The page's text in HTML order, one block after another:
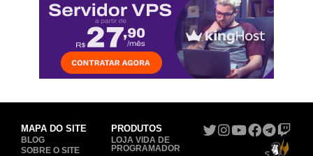
MAPA DO SITE
BLOG
SOBRE O SITE
PRODUTOS
LOJA VIDA DE
PROGRAMADOR